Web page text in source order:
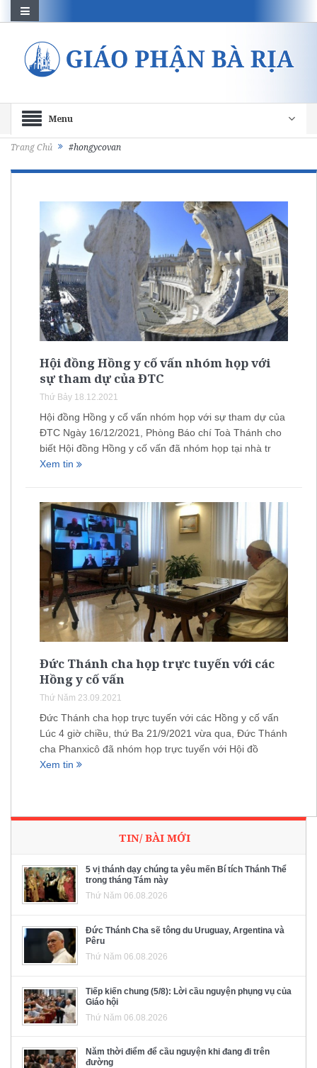
Menu
Trang Chủ #hongycovan
Hội đồng Hồng y cố vấn nhóm họp với
sự tham dự của ĐTC
Thứ Bảy 18.12.2021
Hội đồng Hồng y cố vấn nhóm họp với sự tham dự của
ĐTC Ngày 16/12/2021, Phòng Báo chí Toà Thánh cho
biết Hội đồng Hồng y cố vấn đã nhóm họp tại nhà tr
Xem tin
Đức Thánh cha họp trực tuyến với các
Hồng y cố vấn
Thứ Năm 23.09.2021
Đức Thánh cha họp trực tuyến với các Hồng y cố vấn
Lúc 4 giờ chiều, thứ Ba 21/9/2021 vừa qua, Đức Thánh
cha Phanxicô đã nhóm họp trực tuyến với Hội đồ
Xem tin
TIN/ BÀI MỚI
5 vị thánh dạy chúng ta yêu mến Bí tích Thánh Thể
trong tháng Tám này
Thứ Năm 06.08.2026
Đức Thánh Cha sẽ tông du Uruguay, Argentina và
Pêru
Thứ Năm 06.08.2026
Tiếp kiến chung (5/8): Lời cầu nguyện phụng vụ của
Giáo hội
Thứ Năm 06.08.2026
Năm thời điểm để cầu nguyện khi đang đi trên
đường